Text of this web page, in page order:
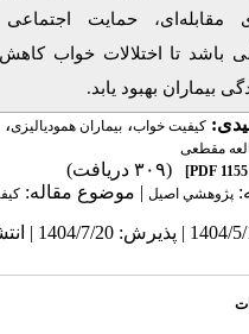
مقابله‌ای، حمایت
باشد تا اختلالات خواب
بیماران بهبود یابد.
کیفیت خواب، بیماران همودیالیزی،
مقطعی
(۳۰۹ دریافت)
پژوهشي اصیل | موضوع مقاله:
دریافت: 1404/5/15 |